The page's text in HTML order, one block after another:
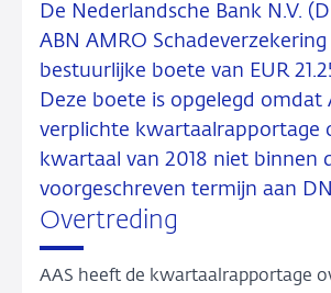
De Nederlandsche Bank N.V.
ABN AMRO Schadeverzekering
bestuurlijke boete van EUR
Deze boete is opgelegd omdat
verplichte kwartaalrapportage
kwartaal van 2018 niet binnen
voorgeschreven termijn aan
Overtreding
AAS heeft de kwartaalrapportage